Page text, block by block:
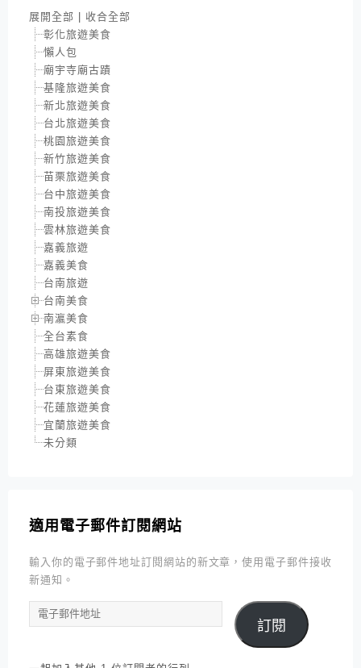
展開全部 | 收合全部
彰化旅遊美食
懶人包
廟宇寺廟古蹟
基隆旅遊美食
新北旅遊美食
台北旅遊美食
桃園旅遊美食
新竹旅遊美食
苗栗旅遊美食
台中旅遊美食
南投旅遊美食
雲林旅遊美食
嘉義旅遊
嘉義美食
台南旅遊
台南美食
南瀛美食
全台素食
高雄旅遊美食
屏東旅遊美食
台東旅遊美食
花蓮旅遊美食
宜蘭旅遊美食
未分類
適用電子郵件訂閱網站
輸入你的電子郵件地址訂閱網站的新文章，使用電子郵件接收
新通知。
電
子
件
訂閱